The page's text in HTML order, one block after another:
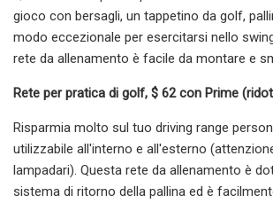
gioco con bersagli, un tappetino da golf,
modo eccezionale per esercitarsi nello
rete da allenamento è facile da montare e
Rete per pratica di golf, $ 62 con Prime
Risparmia molto sul tuo driving range
utilizzabile all'interno e all'esterno
lampadari). Questa rete da allenamento è
sistema di ritorno della pallina ed è